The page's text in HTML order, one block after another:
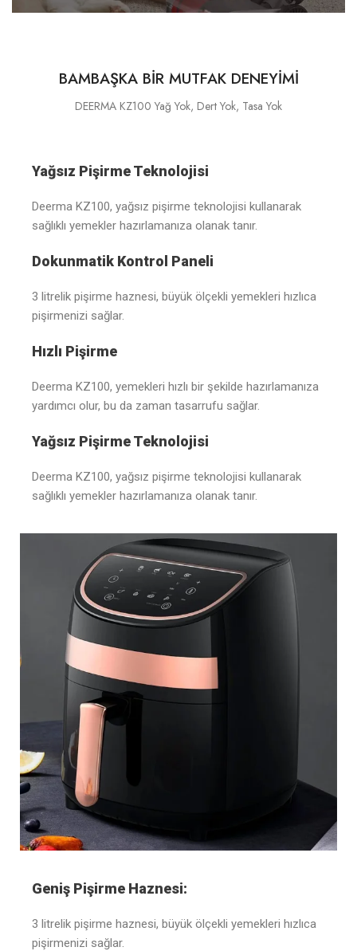
BAMBAŞKA BİR MUTFAK DENEYİMİ
DEERMA KZ100 Yağ Yok, Dert Yok, Tasa Yok
Yağsız Pişirme Teknolojisi
Deerma KZ100, yağsız pişirme teknolojisi kullanarak
sağlıklı yemekler hazırlamanıza olanak tanır.
Dokunmatik Kontrol Paneli
3 litrelik pişirme haznesi, büyük ölçekli yemekleri hızlıca
pişirmenizi sağlar.
Hızlı Pişirme
Deerma KZ100, yemekleri hızlı bir şekilde hazırlamanıza
yardımcı olur, bu da zaman tasarrufu sağlar.
Yağsız Pişirme Teknolojisi
Deerma KZ100, yağsız pişirme teknolojisi kullanarak
sağlıklı yemekler hazırlamanıza olanak tanır.
Geniş Pişirme Haznesi:
3 litrelik pişirme haznesi, büyük ölçekli yemekleri hızlıca
pişirmenizi sağlar.